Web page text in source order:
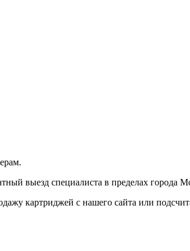
выезд специалиста в пределах города
картриджей с нашего сайта или